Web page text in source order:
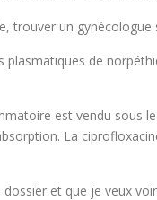
trouver un gynécologue
de
est vendu sous
La
et que je veux voir